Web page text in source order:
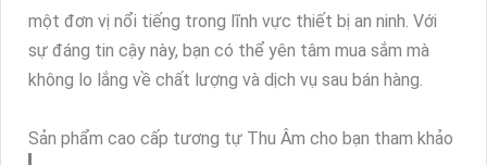
một đơn vị nổi tiếng trong lĩnh vực thiết bị an ninh. Với
sự đáng tin cậy này, bạn có thể yên tâm mua sắm mà
không lo lắng về chất lượng và dịch vụ sau bán hàng.
Sản phẩm cao cấp tương tự Thu Âm cho bạn tham khảo